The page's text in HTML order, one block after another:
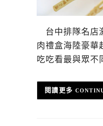
台中排隊名店
肉禮盒海陸豪華
吃吃看最與眾